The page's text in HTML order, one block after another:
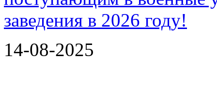
14-08-2025